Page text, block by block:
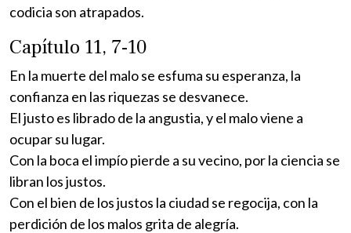
codicia son atrapados.
Capítulo 11, 7-10
En la muerte del malo se esfuma su esperanza, la
confianza en las riquezas se desvanece.
El justo es librado de la angustia, y el malo viene a
ocupar su lugar.
Con la boca el impío pierde a su vecino, por la ciencia se
libran los justos.
Con el bien de los justos la ciudad se regocija, con la
perdición de los malos grita de alegría.